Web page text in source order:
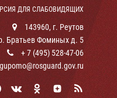
ДЛЯ СЛАБОВИДЯЩИХ
143960, г. Реутов
Братьев Фоминых д. 5
+ 7 (495) 528-47-06